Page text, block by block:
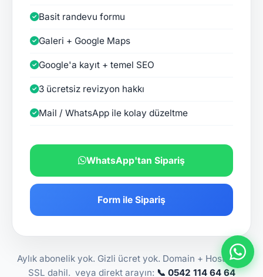
Basit randevu formu
Galeri + Google Maps
Google'a kayıt + temel SEO
3 ücretsiz revizyon hakkı
Mail / WhatsApp ile kolay düzeltme
WhatsApp'tan Sipariş
Form ile Sipariş
Aylık abonelik yok. Gizli ücret yok. Domain + Hosting +
SSL dahil. veya direkt arayın: 📞 0542 114 64 64